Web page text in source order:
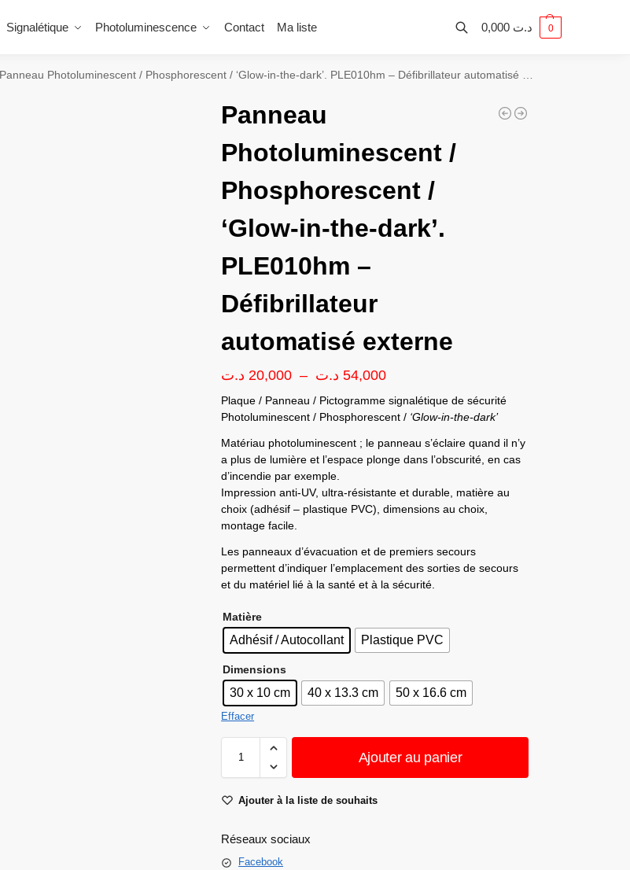
Signalétique Photoluminescence Contact Ma liste 0,000 د.ت 0
Panneau Photoluminescent / Phosphorescent / ‘Glow-in-the-dark’. PLE010hm – Défibrillateur automatisé externe
Panneau
Photoluminescent /
Phosphorescent /
‘Glow-in-the-dark’.
PLE010hm –
Défibrillateur
automatisé externe
20,000 د.ت – 54,000 د.ت
Plaque / Panneau / Pictogramme signalétique de sécurité
Photoluminescent / Phosphorescent / ‘Glow-in-the-dark’
Matériau photoluminescent ; le panneau s’éclaire quand il n’y
a plus de lumière et l’espace plonge dans l’obscurité, en cas
d’incendie par exemple.
Impression anti-UV, ultra-résistante et durable, matière au
choix (adhésif – plastique PVC), dimensions au choix,
montage facile.
Les panneaux d’évacuation et de premiers secours
permettent d’indiquer l’emplacement des sorties de secours
et du matériel lié à la santé et à la sécurité.
Matière
Adhésif / Autocollant Plastique PVC
Dimensions
30 x 10 cm 40 x 13.3 cm 50 x 16.6 cm
Effacer
Ajouter au panier
Ajouter à la liste de souhaits
Réseaux sociaux
Facebook